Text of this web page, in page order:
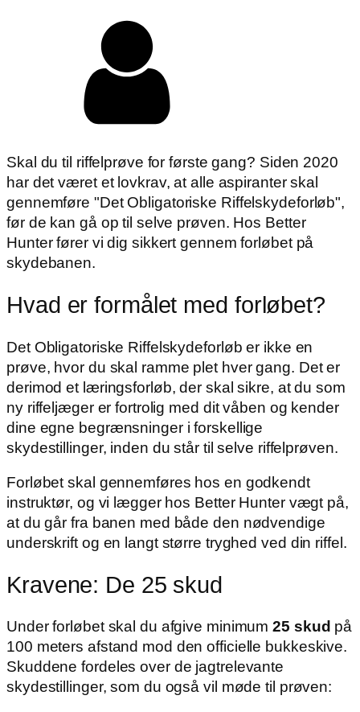
Skal du til riffelprøve for første gang? Siden 2020
har det været et lovkrav, at alle aspiranter skal
gennemføre "Det Obligatoriske Riffelskydeforløb",
før de kan gå op til selve prøven. Hos Better
Hunter fører vi dig sikkert gennem forløbet på
skydebanen.
Hvad er formålet med forløbet?
Det Obligatoriske Riffelskydeforløb er ikke en
prøve, hvor du skal ramme plet hver gang. Det er
derimod et læringsforløb, der skal sikre, at du som
ny riffeljæger er fortrolig med dit våben og kender
dine egne begrænsninger i forskellige
skydestillinger, inden du står til selve riffelprøven.
Forløbet skal gennemføres hos en godkendt
instruktør, og vi lægger hos Better Hunter vægt på,
at du går fra banen med både den nødvendige
underskrift og en langt større tryghed ved din riffel.
Kravene: De 25 skud
Under forløbet skal du afgive minimum25 skud på
100 meters afstand mod den officielle bukkeskive.
Skuddene fordeles over de jagtrelevante
skydestillinger, som du også vil møde til prøven: